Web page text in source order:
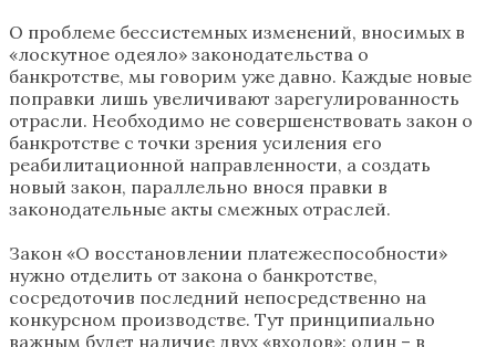
О проблеме бессистемных изменений, вносимых в
«лоскутное одеяло» законодательства о
банкротстве, мы говорим уже давно. Каждые новые
поправки лишь увеличивают зарегулированность
отрасли. Необходимо не совершенствовать закон о
банкротстве с точки зрения усиления его
реабилитационной направленности, а создать
новый закон, параллельно внося правки в
законодательные акты смежных отраслей.
Закон «О восстановлении платежеспособности»
нужно отделить от закона о банкротстве,
сосредоточив последний непосредственно на
конкурсном производстве. Тут принципиально
важным будет наличие двух «входов»: один – в